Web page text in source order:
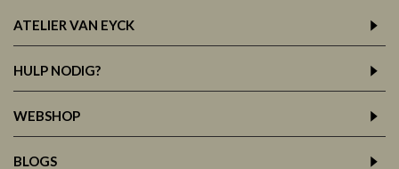
ATELIER VAN EYCK
HULP NODIG?
WEBSHOP
BLOGS